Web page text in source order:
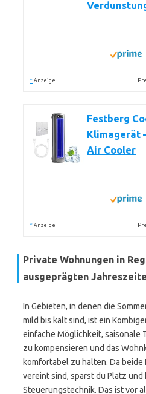
* Anzeige
Festberg
Klimagerät
Air Cooler
* Anzeige
Private Wohnungen in
ausgeprägten
In Gebieten, in denen die
mild bis kalt sind, ist ein
einfache Möglichkeit, saisonale
zu kompensieren und das
komfortabel zu halten. Da beide
vereint sind, sparst du Platz
Steuerungstechnik. Das ist vor